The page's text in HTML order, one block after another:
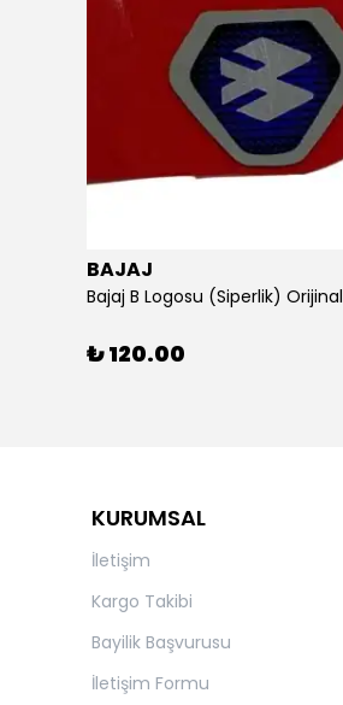
BAJAJ
Bajaj B Logosu (Siperlik) Orijinal
₺ 120.00
KURUMSAL
İletişim
Kargo Takibi
Bayilik Başvurusu
İletişim Formu